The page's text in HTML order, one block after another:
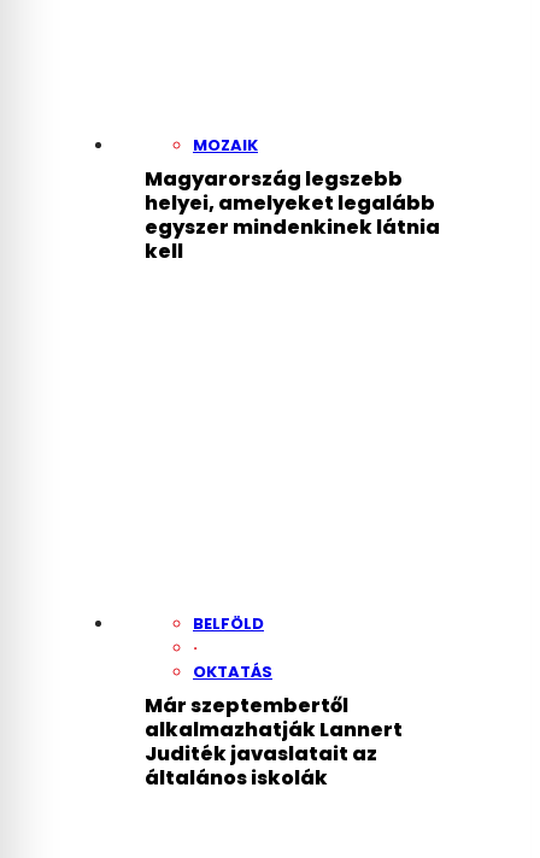
MOZAIK
Magyarország legszebb
helyei, amelyeket legalább
egyszer mindenkinek látnia
kell
BELFÖLD
·
OKTATÁS
Már szeptembertől
alkalmazhatják Lannert
Juditék javaslatait az
általános iskolák